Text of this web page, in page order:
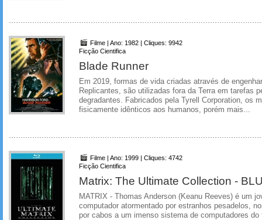
Filme | Ano: 1982 | Cliques: 9942
Ficção Cientifica
Blade Runner
Em 2019, formas de vida criadas através de
Replicantes, são utilizadas fora da Terra em tarefas
degradantes. Fabricados pela Tyrell Corporation, os
fisicamente idênticos aos humanos, porém mais...
Filme | Ano: 1999 | Cliques: 4742
Ficção Cientifica
Matrix: The Ultimate Collection -
MATRIX - Thomas Anderson (Keanu Reeves) é um
computador atormentado por estranhos pesadelos,
por cabos a um imenso sistema de computadores